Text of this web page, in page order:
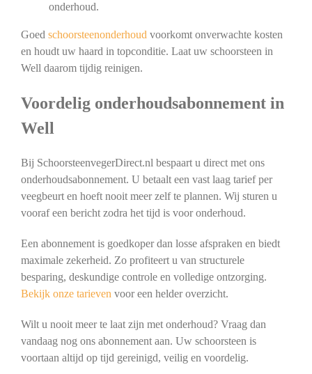
onderhoud.
Goed schoorsteenonderhoud voorkomt onverwachte kosten
en houdt uw haard in topconditie. Laat uw schoorsteen in
Well daarom tijdig reinigen.
Voordelig onderhoudsabonnement in
Well
Bij SchoorsteenvegerDirect.nl bespaart u direct met ons
onderhoudsabonnement. U betaalt een vast laag tarief per
veegbeurt en hoeft nooit meer zelf te plannen. Wij sturen u
vooraf een bericht zodra het tijd is voor onderhoud.
Een abonnement is goedkoper dan losse afspraken en biedt
maximale zekerheid. Zo profiteert u van structurele
besparing, deskundige controle en volledige ontzorging.
Bekijk onze tarieven voor een helder overzicht.
Wilt u nooit meer te laat zijn met onderhoud? Vraag dan
vandaag nog ons abonnement aan. Uw schoorsteen is
voortaan altijd op tijd gereinigd, veilig en voordelig.